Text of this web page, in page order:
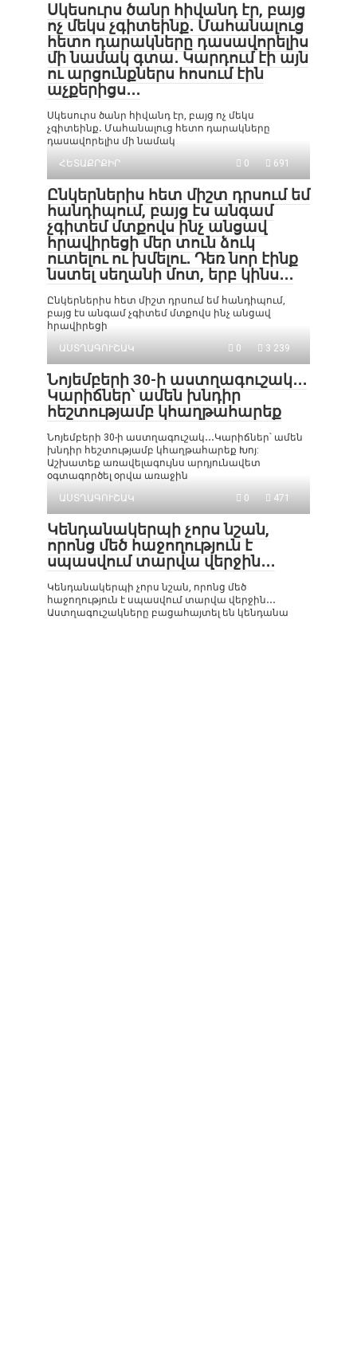
Սկեսուրս ծանր հիվանդ էր, բայց
ոչ մեկս չգիտեինք․ Մահանալուց
հետո դարակները դասավորելիս
մի նամակ գտա․ Կարդում էի այն
ու արցունքներս հոսում էին
աչքերիցս․․․
Սկեսուրս ծանր հիվանդ էր, բայց ոչ մեկս
չգիտեինք․ Մահանալուց հետո դարակները
դասավորելիս մի նամակ
ՀԵՏԱՔՐՔԻՐ
0 691
Ընկերներիս հետ միշտ դրսում եմ
հանդիպում, բայց էս անգամ
չգիտեմ մտքովս ինչ անցավ
հրավիրեցի մեր տուն ձուկ
ուտելու ու խմելու․ Դեռ նոր էինք
նստել սեղանի մոտ, երբ կինս․․․
Ընկերներիս հետ միշտ դրսում եմ հանդիպում,
բայց էս անգամ չգիտեմ մտքովս ինչ անցավ
հրավիրեցի
ԱՍՏՂԱԳՈՒՇԱԿ
0 3 239
Նոյեմբերի 30-ի աստղագուշակ․․․
Կարիճներ՝ ամեն խնդիր
հեշտությամբ կհաղթահարեք
Նոյեմբերի 30-ի աստղագուշակ․․․Կարիճներ՝ ամեն
խնդիր հեշտությամբ կհաղթահարեք Խոյ:
Աշխատեք առավելագույնս արդյունավետ
օգտագործել օրվա առաջին
ԱՍՏՂԱԳՈՒՇԱԿ
0 471
Կենդանակերպի չորս նշան,
որոնց մեծ հաջողություն է
սպասվում տարվա վերջին․․․
Կենդանակերպի չորս նշան, որոնց մեծ
հաջողություն է սպասվում տարվա վերջին․․․
Աստղագուշակները բացահայտել են կենդանա